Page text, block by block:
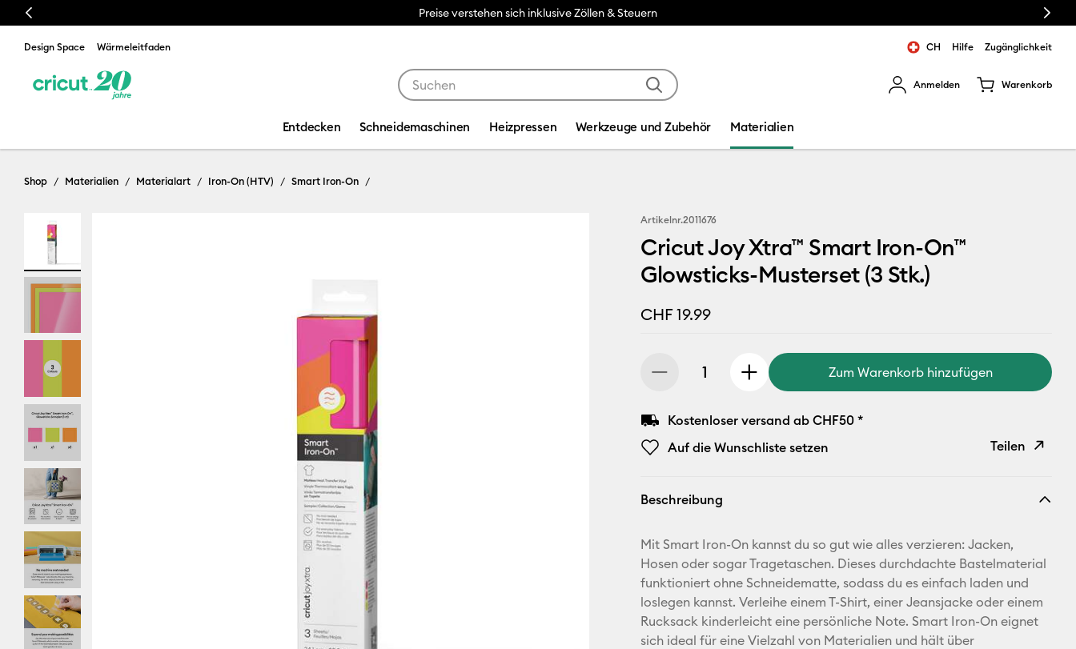
Previous Preise verstehen sich inklusive Zöllen & Steuern Next
Design Space Wärmeleitfaden CH Hilfe Zugänglichkeit
Anmelden Warenkorb
Entdecken Schneidemaschinen Heizpressen Werkzeuge und Zubehör Materialien
Shop Materialien Materialart Iron-On (HTV) Smart Iron-On
Artikelnr.2011676
Cricut Joy Xtra™ Smart Iron-On™
Glowsticks-Musterset (3 Stk.)
CHF 19.99
Zum Warenkorb hinzufügen
Kostenloser versand ab CHF50 *
Auf die Wunschliste setzen
Teilen
E-Mail-
Adresse
Pinterest
Facebook
Beschreibung
Mit Smart Iron-On kannst du so gut wie alles verzieren: Jacken,
Hosen oder sogar Tragetaschen. Dieses durchdachte Bastelmaterial
funktioniert ohne Schneidematte, sodass du es einfach laden und
loslegen kannst. Verleihe einem T-Shirt, einer Jeansjacke oder einem
Rucksack kinderleicht eine persönliche Note. Smart Iron-On eignet
sich ideal für eine Vielzahl von Materialien und hält über